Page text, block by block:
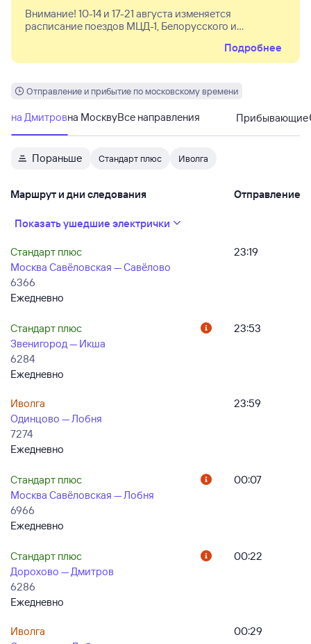
Внимание! 10-14 и 17-21 августа изменяется
расписание поездов МЦД-1, Белорусского и
измененным расписанием, часть поездов сокращена
или отменена полностью. Увеличен интервал
поездам Белорусского направления изменен набор
остановок, некоторые поезда проследуют с
длительными стоянками по ст. Можайск, Дорохово,
Голицыно или Одинцово.
Подробнее
Отправление и прибытие по московскому времени
на Дмитровна МосквуВсе направления Прибывающие
Пораньше Стандарт плюс Иволга
Маршрут и дни следования Отправление
Показать ушедшие электрички
Стандарт плюс
Москва Савёловская — Савёлово
6366
Ежедневно
23:19
Стандарт плюс
Звенигород — Икша
6284
Ежедневно
23:53
Иволга
Одинцово — Лобня
7274
Ежедневно
23:59
Стандарт плюс
Москва Савёловская — Лобня
6966
Ежедневно
00:07
Стандарт плюс
Дорохово — Дмитров
6286
Ежедневно
00:22
Иволга
00:29